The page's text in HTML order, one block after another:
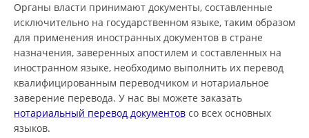
Органы власти принимают документы, составленные
исключительно на государственном языке, таким образом
для применения иностранных документов в стране
назначения, заверенных апостилем и составленных на
иностранном языке, необходимо выполнить их перевод
квалифицированным переводчиком и нотариальное
заверение перевода. У нас вы можете заказать
нотариальный перевод документов со всех основных
языков.